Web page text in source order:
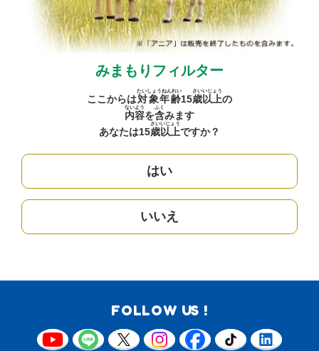
みまもりフィルター
ここからは対象年齢
たいしょうねんれい
15歳
さい
以上
いじょう
の
内容
ないよう
を含
ふく
みます
あなたは15歳
さい
以上
いじょう
ですか？
はい
いいえ
FOLLOW US !